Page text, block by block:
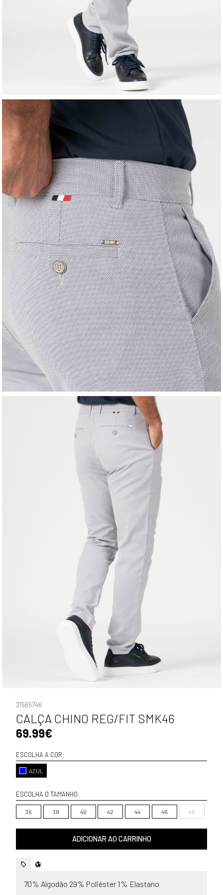
31565746
CALÇA CHINO REG/FIT SMK46
69.99€
ESCOLHA A COR:
AZUL
ESCOLHA O TAMANHO:
36 38 40 42 44 46 48
ADICIONAR AO CARRINHO
70% Algodão 29% Poliéster 1% Elastano